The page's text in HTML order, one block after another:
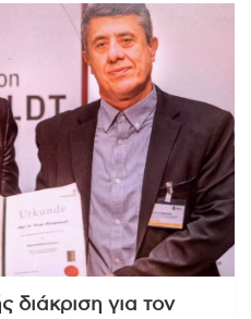
διάκριση για τον